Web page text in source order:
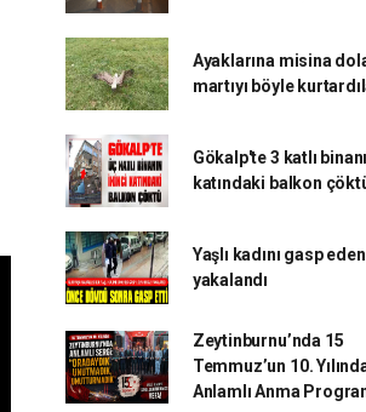
Ayaklarına misina
martıyı böyle
Gökalp'te 3 katlı
katındaki balkon
Yaşlı kadını gasp eden
yakalandı
Zeytinburnu’nda 15
Temmuz’un 10.
Anlamlı Anma